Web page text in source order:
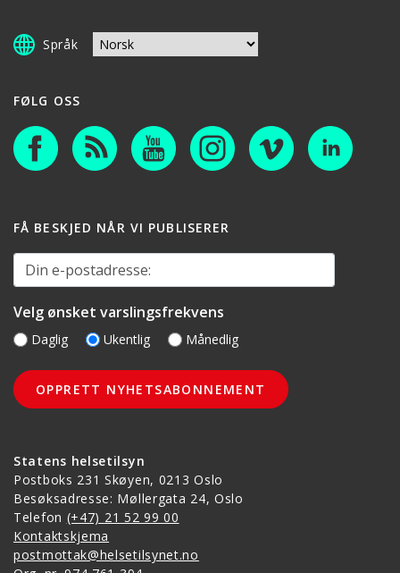
Språk
Statens helsetilsyn
Postboks 231 Skøyen, 0213 Oslo
Besøksadresse: Møllergata 24, Oslo
Telefon (+47) 21 52 99 00
Kontaktskjema
postmottak@helsetilsynet.no
FØLG OSS
FÅ BESKJED NÅR VI PUBLISERER
Din e-postadresse:
Velg ønsket varslingsfrekvens
Daglig Ukentlig Månedlig